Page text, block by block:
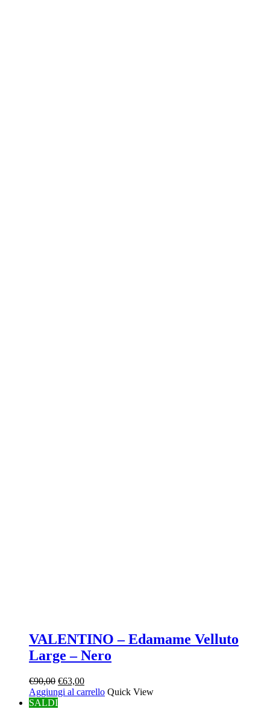
VALENTINO – Edamame Velluto
Large – Nero
€90,00 Il
prezzo
originale
€63,00Il
prezzo
Aggiungi al carrello Quick View
SALDI